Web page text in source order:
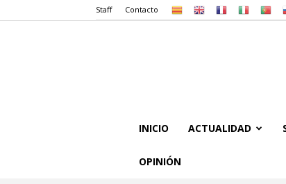
Staff Contacto
INICIO ACTUALIDAD
OPINIÓN